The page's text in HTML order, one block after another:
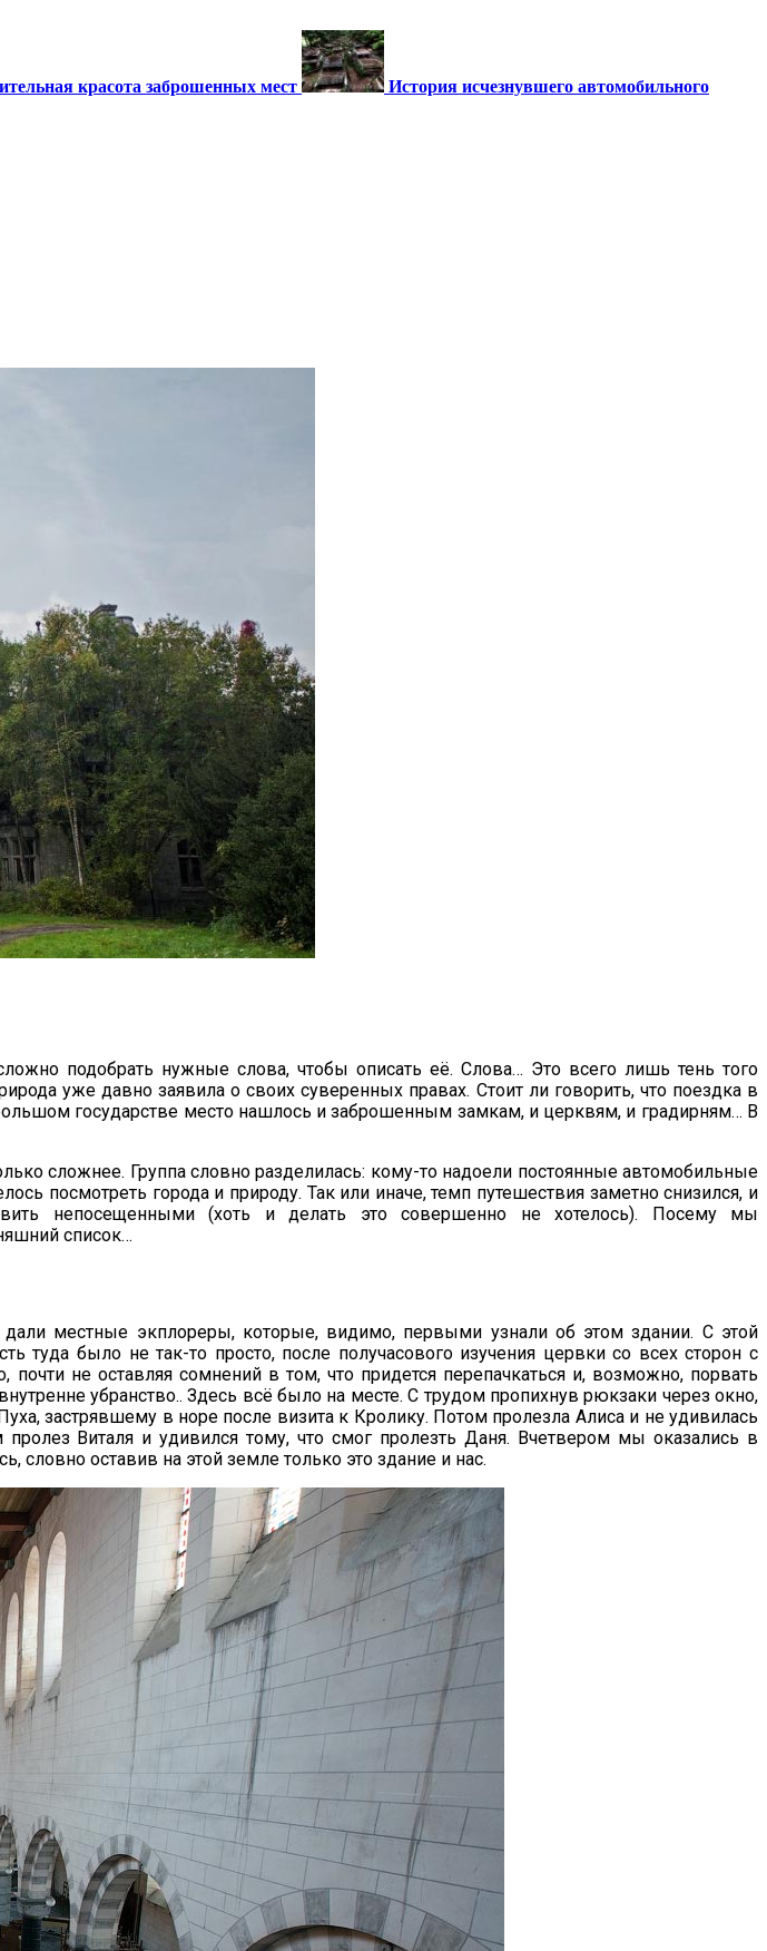
красота заброшенных мест История исчезнувшего автомобильного
подобрать нужные слова, чтобы описать её. Слова… Это всего лишь тень того
уже давно заявила о своих суверенных правах. Стоит ли говорить, что поездка в
государстве место нашлось и заброшенным замкам, и церквям, и градирням… В
сложнее. Группа словно разделилась: кому-то надоели постоянные автомобильные
посмотреть города и природу. Так или иначе, темп путешествия заметно снизился, и
непосещенными (хоть и делать это совершенно не хотелось). Посему мы
список…
дали местные экплореры, которые, видимо, первыми узнали об этом здании. С этой
было не так-то просто, после получасового изучения цервки со всех сторон с
не оставляя сомнений в том, что придется перепачкаться и, возможно, порвать
убранство.. Здесь всё было на месте. С трудом пропихнув рюкзаки через окно,
застрявшему в норе после визита к Кролику. Потом пролезла Алиса и не удивилась
Виталя и удивился тому, что смог пролезть Даня. Вчетвером мы оказались в
оставив на этой земле только это здание и нас.